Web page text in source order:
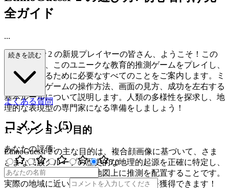
全ガイド
...
EthnoGuessr 2 の新規プレイヤーの皆さん、ようこそ！この
ガイドでは、このユニークな教育的推測ゲームをプレイし、
マスターするために必要なすべてのことをご案内します。ミ
ッション、ゲームの操作方法、画面の見方、成功を左右する
基本ルールについて説明します。人類の多様性を探求し、地
理的な表現型の専門家になる準備をしましょう！
1. ミッション：目的
EthnoGuessr 2 の主な目的は、複合顔画像に基づいて、さま
ざまな民族グループの歴史的な地理的起源を正確に特定し、
インタラクティブな世界地図上に推測を配置することです。
実際の地域に近いほど、多くのポイントを獲得できます！
続きを読む
よくある質問
コメント(5)
あなたの評価:
5.0